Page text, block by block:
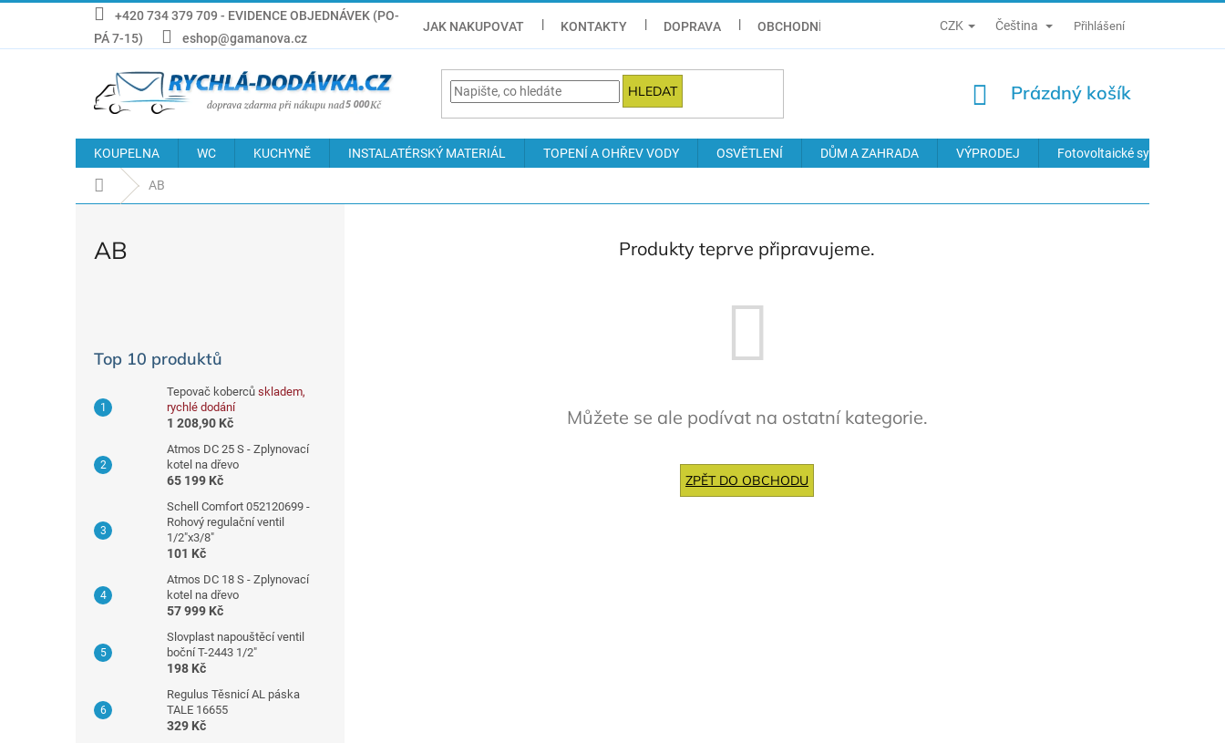
Přejít
+420 734 379 709 - EVIDENCE OBJEDNÁVEK (PO-
PÁ 7-15)
eshop@gamanova.cz
JAK NAKUPOVAT KONTAKTY DOPRAVA OBCHODNÍ PODMÍNKY ZÁSADY ZPRACOVÁNÍ OSOBNÍCH ÚDAJŮ
CZK Čeština Přihlášení
HLEDAT
NÁKUPNÍ
Prázdný košík
KOUPELNA WC KUCHYNĚ INSTALATÉRSKÝ MATERIÁL TOPENÍ A OHŘEV VODY OSVĚTLENÍ DŮM A ZAHRADA VÝPRODEJ Fotovoltaické systémy
Domů AB
AB
Top 10 produktů
Tepovač koberců skladem,
rychlé dodání
1 208,90 Kč
Atmos DC 25 S - Zplynovací
kotel na dřevo
65 199 Kč
Schell Comfort 052120699 -
Rohový regulační ventil
1/2"x3/8"
101 Kč
Atmos DC 18 S - Zplynovací
kotel na dřevo
57 999 Kč
Slovplast napouštěcí ventil
boční T-2443 1/2"
198 Kč
Regulus Těsnicí AL páska
TALE 16655
329 Kč
Produkty teprve připravujeme.
Můžete se ale podívat na ostatní kategorie.
ZPĚT DO OBCHODU